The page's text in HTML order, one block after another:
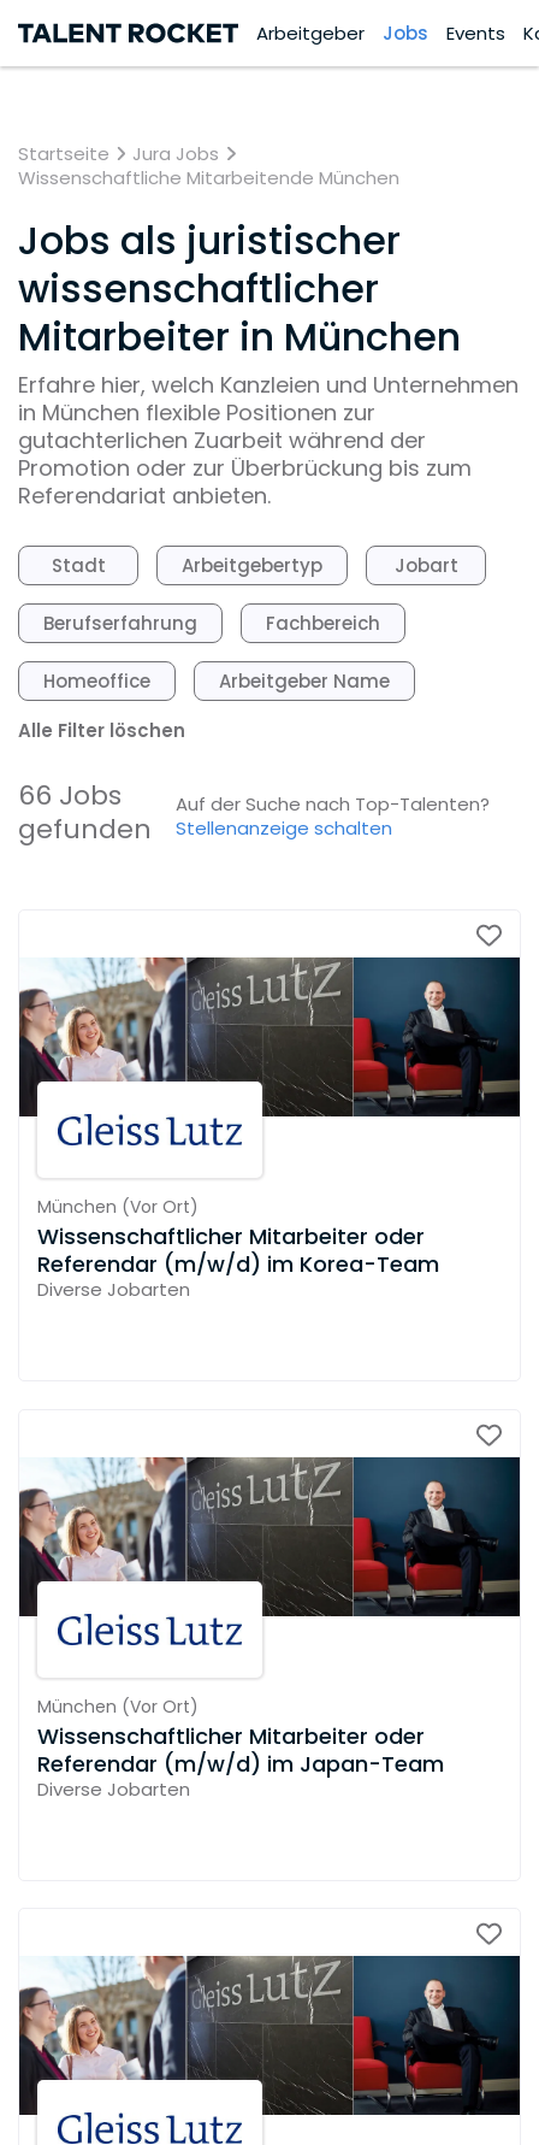
Arbeitgeber Jobs Events
Startseite
Jura Jobs
Wissenschaftliche Mitarbeitende München
Jobs als juristischer
wissenschaftlicher
Mitarbeiter in München
Erfahre hier, welch Kanzleien und Unternehmen
in München flexible Positionen zur
gutachterlichen Zuarbeit während der
Promotion oder zur Überbrückung bis zum
Referendariat anbieten.
Stadt Arbeitgebertyp Jobart
Berufserfahrung Fachbereich
Homeoffice
Arbeitgeber Name
Alle Filter löschen
66 Jobs
gefunden
Auf der Suche nach Top-Talenten?
Stellenanzeige schalten
München (Vor Ort)
Wissenschaftlicher Mitarbeiter oder
Referendar (m/w/d) im Korea-Team
Diverse Jobarten
München (Vor Ort)
Wissenschaftlicher Mitarbeiter oder
Referendar (m/w/d) im Japan-Team
Diverse Jobarten